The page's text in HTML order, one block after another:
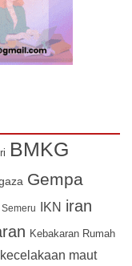
BMKG
Gempa
IKN iran
Kebakaran Rumah
kecelakaan maut